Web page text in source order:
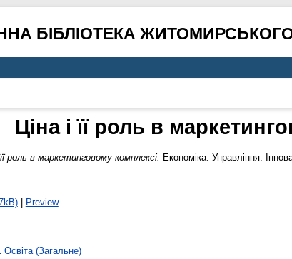
БІБЛІОТЕКА
Ціна і її роль в
її роль в маркетинговому комплексі. Економіка. Управління.
| Preview
Освіта (Загальне)